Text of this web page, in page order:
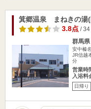
箕郷温泉 まねきの湯(
3.8点/ 34
群馬
安中榛
JR信越
分
営業時
入浴料
日帰り